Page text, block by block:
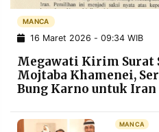
POLICY WARGA
INFORMASI
IKLAN
KIRIM
PENGADUAN TERM
OF
SERVICE
MANCA
16 Maret 2026 - 09:34 WIB
Megawati Kirim Surat
Mojtaba Khamenei,
Bung Karno untuk Iran
MANCA